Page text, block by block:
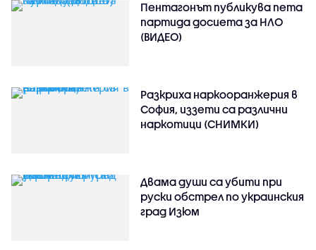
Пентагонът публикува пета
партида досиета за НЛО
(ВИДЕО)
Разкриха наркооранжерия в
София, иззети са различни
наркотици (СНИМКИ)
Двама души са убити при
руски обстрeл по украинския
град Изюм